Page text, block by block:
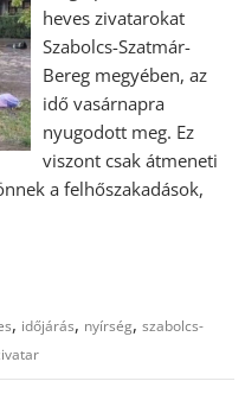
heves zivatarokat
Szabolcs-Szatmár-
Bereg megyében, az
idő vasárnapra
nyugodott meg. Ez
viszont csak átmeneti
a felhőszakadások,
, időjárás, nyírség,szabolcs-